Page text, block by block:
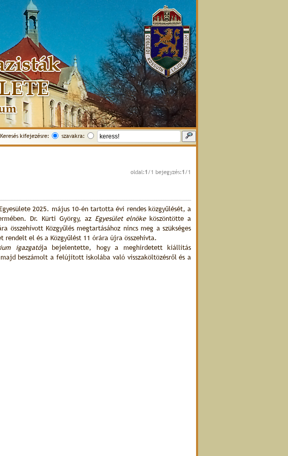
Keresés kifejezésre: szavakra:
oldal:1 /1 bejegyzés:1 /1
2025. május 10-én tartotta évi rendes közgyűlését, a
Dr. Kürti György, az Egyesület elnökeköszöntötte a
összehívott Közgyűlés megtartásához nincs meg a szükséges
el és a Közgyűlést 11 órára újra összehívta.
igazgatója bejelentette, hogy a meghirdetett kiállítás
beszámolt a felújított iskolába való visszaköltözésről és a